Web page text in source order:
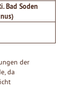
Bad Soden
der
da